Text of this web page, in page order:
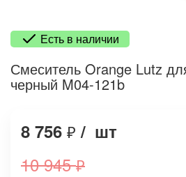
Есть в наличии
Смеситель Orange Lutz
черный M04-121b
8 756 ₽ / шт
10 945₽